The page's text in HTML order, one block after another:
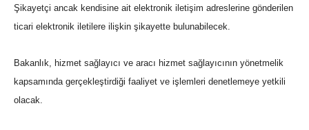
Şikayetçi ancak kendisine ait elektronik iletişim adreslerine gönderilen
ticari elektronik iletilere ilişkin şikayette bulunabilecek.
Bakanlık, hizmet sağlayıcı ve aracı hizmet sağlayıcının yönetmelik
kapsamında gerçekleştirdiği faaliyet ve işlemleri denetlemeye yetkili
olacak.